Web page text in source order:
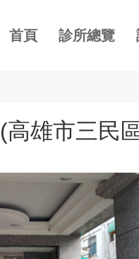
導
首頁 診所總覽
高雄市三民